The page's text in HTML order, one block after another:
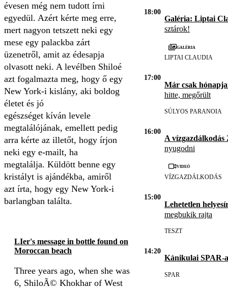
évesen még nem tudott írni
egyedül. Azért kérte meg erre,
mert nagyon tetszett neki egy
mese egy palackba zárt
üzenetről, amit az édesapja
olvasott neki. A levélben Shiloé
azt fogalmazta meg, hogy ő egy
New York-i kislány, aki boldog
életet és jó
egészséget kíván levele
megtalálójának, emellett pedig
arra kérte az illetőt, hogy írjon
neki egy e-mailt, ha
megtalálja. Küldött benne egy
kristályt is ajándékba, amiről
azt írta, hogy egy New York-i
barlangban találta.
LIer's message in bottle found on
Moroccan beach
Three years ago, when she was
6, ShiloÃ© Khokhar of West
18:00
Galéria: Liptai
sztárok!
Galéria
LIPTAI CLAUDIA
17:00
Már csak
hitte, megőrült
SÚLYOS PARANOIA
16:00
A vízgazdálkodás
nyugodni
Videó
VÍZGAZDÁLKODÁS
15:00
Lehetetlen
megbukik rajta
TESZT
14:20
Kánikulai SPAR-
SPAR